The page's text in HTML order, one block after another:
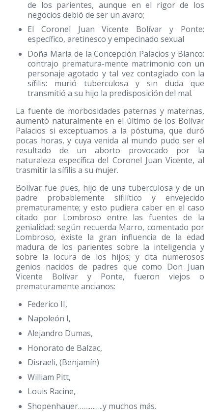
de los parientes, aunque en el rigor de los
negocios debió de ser un avaro;
El Coronel Juan Vicente Bolívar y Ponte:
específico, aretinesco y empecinado sexual
Doña María de la Concepción Palacios y Blanco:
contrajo prematura-mente matrimonio con un
personaje agotado y tal vez contagiado con la
sífilis: murió tuberculosa y sin duda que
transmitió a su hijo la predisposición del mal.
La fuente de morbosidades paternas y maternas,
aumentó naturalmente en el último de los Bolívar
Palacios si exceptuamos a la póstuma, que duró
pocas horas, y cuya venida al mundo pudo ser el
resultado de un aborto provocado por la
naturaleza específica del Coronel Juan Vicente, al
trasmitir la sífilis a su mujer.
Bolívar fue pues, hijo de una tuberculosa y de un
padre probablemente sífilítico y envejecido
prematuramente; y esto pudiera caber en el caso
citado por Lombroso entre las fuentes de la
genialidad: según recuerda Marro, comentado por
Lombroso, existe la gran influencia de la edad
madura de los parientes sobre la inteligencia y
sobre la locura de los hijos; y cita numerosos
genios nacidos de padres que como Don Juan
Vicente Bolívar y Ponte, fueron viejos o
prematuramente ancianos:
Federico II,
Napoleón I,
Alejandro Dumas,
Honorato de Balzac,
Disraeli, (Benjamín)
William Pitt,
Louis Racine,
Shopenhauer…………..y muchos más.